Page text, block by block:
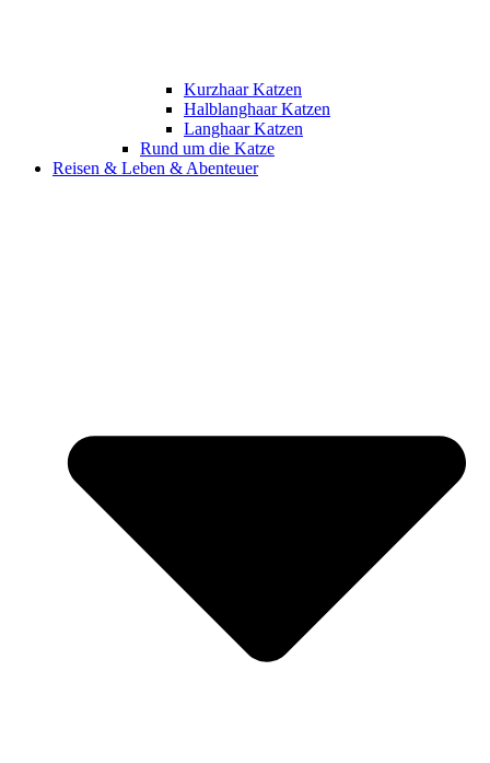
Kurzhaar Katzen
Halblanghaar Katzen
Langhaar Katzen
Rund um die Katze
Reisen & Leben & Abenteuer